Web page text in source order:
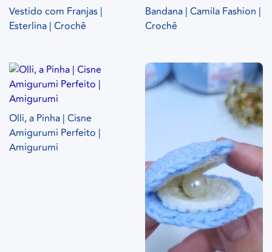
Vestido com Franjas |
Esterlina | Crochê
Bandana | Camila Fashion |
Crochê
Olli, a Pinha | Cisne
Amigurumi Perfeito |
Amigurumi